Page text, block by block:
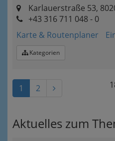
Karlauerstraße 53,
+43 316 711 048 - 0
Karte & Routenplaner
Kategorien
1 2
Aktuelles zum